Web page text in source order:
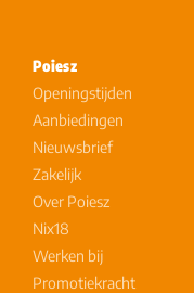
Poiesz
Openingstijden
Aanbiedingen
Nieuwsbrief
Zakelijk
Over Poiesz
Nix18
Werken bij
Promotiekracht